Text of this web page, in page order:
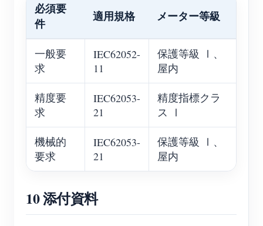
必須要
件
適用規格 メーター等級
一般要
求
IEC62052-
11
保護等級 Ⅰ、
屋内
精度要
求
IEC62053-
21
精度指標クラ
ス Ⅰ
機械的
要求
IEC62053-
21
保護等級 Ⅰ、
屋内
10 添付資料